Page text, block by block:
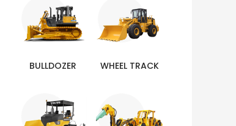
BULLDOZER WHEEL TRACK